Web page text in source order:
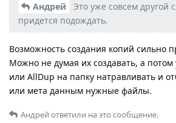
Андрей
Это уже совсем другой
придется подождать.
Возможность создания копий сильно
Можно не думая их создавать, а потом
или AllDup на папку натравливать и
или мета данным нужные файлы.
Андрейответили на это сообщение.